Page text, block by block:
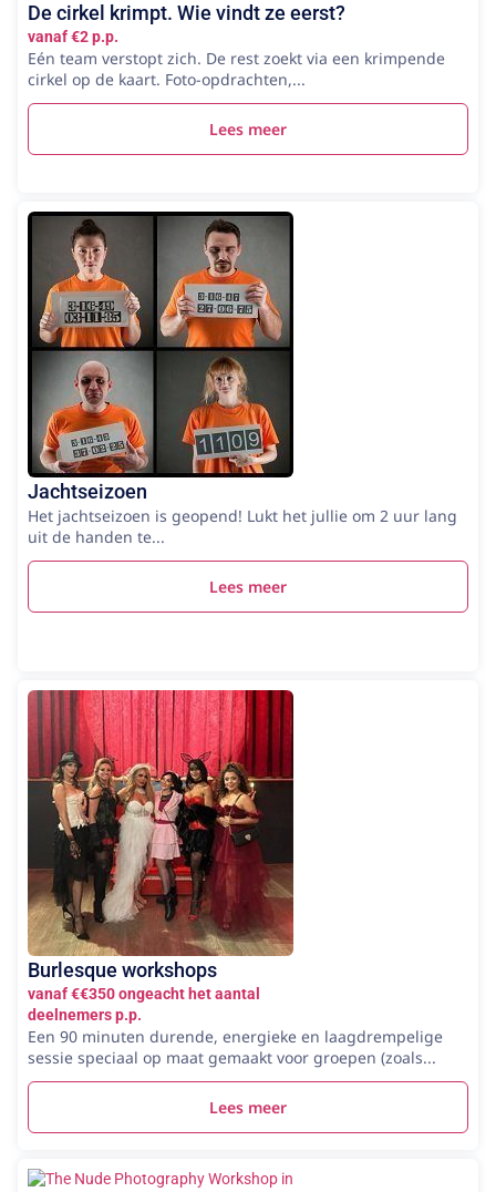
De cirkel krimpt. Wie vindt ze eerst?
vanaf €2 p.p.
Eén team verstopt zich. De rest zoekt via een krimpende
cirkel op de kaart. Foto-opdrachten,...
Lees meer
Jachtseizoen
Het jachtseizoen is geopend! Lukt het jullie om 2 uur lang
uit de handen te...
Lees meer
Burlesque workshops
vanaf €€350 ongeacht het aantal
deelnemers p.p.
Een 90 minuten durende, energieke en laagdrempelige
sessie speciaal op maat gemaakt voor groepen (zoals...
Lees meer